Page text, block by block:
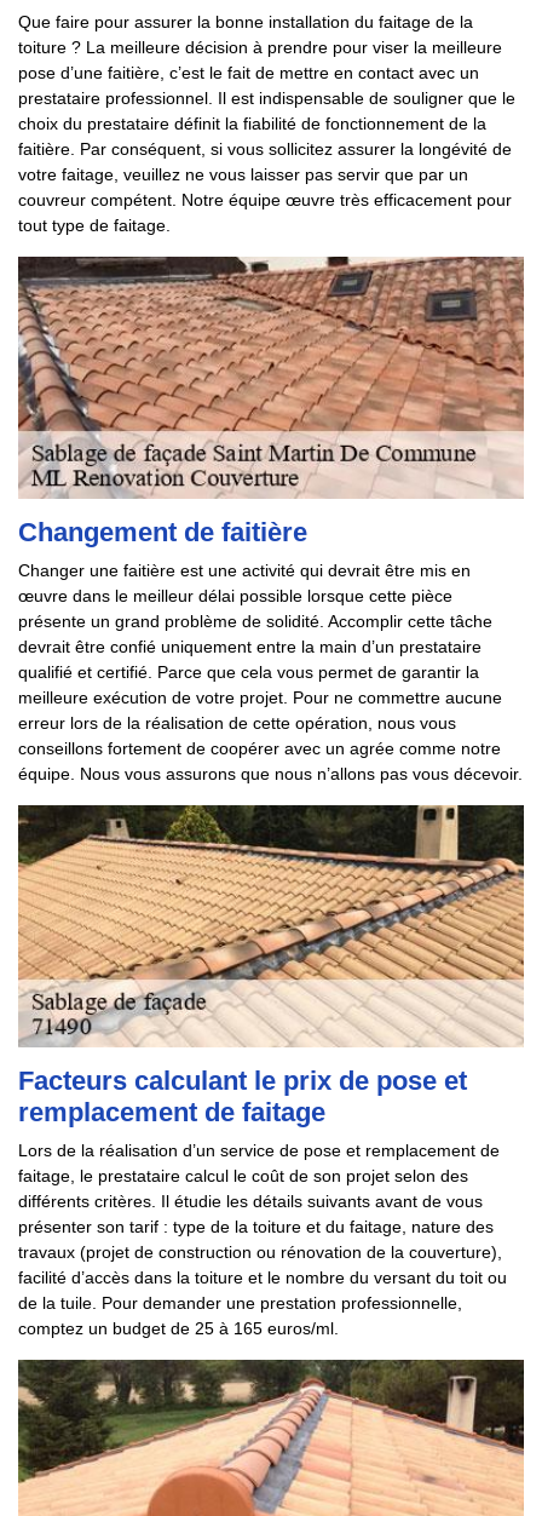
Que faire pour assurer la bonne installation du faitage de la
toiture ? La meilleure décision à prendre pour viser la meilleure
pose d’une faitière, c’est le fait de mettre en contact avec un
prestataire professionnel. Il est indispensable de souligner que le
choix du prestataire définit la fiabilité de fonctionnement de la
faitière. Par conséquent, si vous sollicitez assurer la longévité de
votre faitage, veuillez ne vous laisser pas servir que par un
couvreur compétent. Notre équipe œuvre très efficacement pour
tout type de faitage.
Changement de faitière
Changer une faitière est une activité qui devrait être mis en
œuvre dans le meilleur délai possible lorsque cette pièce
présente un grand problème de solidité. Accomplir cette tâche
devrait être confié uniquement entre la main d’un prestataire
qualifié et certifié. Parce que cela vous permet de garantir la
meilleure exécution de votre projet. Pour ne commettre aucune
erreur lors de la réalisation de cette opération, nous vous
conseillons fortement de coopérer avec un agrée comme notre
équipe. Nous vous assurons que nous n’allons pas vous décevoir.
Facteurs calculant le prix de pose et
remplacement de faitage
Lors de la réalisation d’un service de pose et remplacement de
faitage, le prestataire calcul le coût de son projet selon des
différents critères. Il étudie les détails suivants avant de vous
présenter son tarif : type de la toiture et du faitage, nature des
travaux (projet de construction ou rénovation de la couverture),
facilité d’accès dans la toiture et le nombre du versant du toit ou
de la tuile. Pour demander une prestation professionnelle,
comptez un budget de 25 à 165 euros/ml.